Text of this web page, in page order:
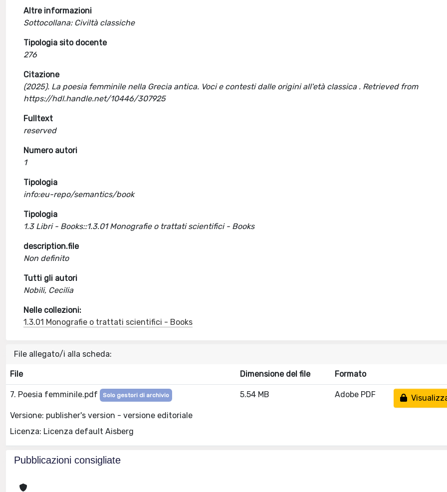
Altre informazioni
Sottocollana: Civiltà classiche
Tipologia sito docente
276
Citazione
(2025). La poesia femminile nella Grecia antica. Voci e contesti dalle origini all'età classica . Retrieved from
https://hdl.handle.net/10446/307925
Fulltext
reserved
Numero autori
1
Tipologia
info:eu-repo/semantics/book
Tipologia
1.3 Libri - Books::1.3.01 Monografie o trattati scientifici - Books
description.file
Non definito
Tutti gli autori
Nobili, Cecilia
Nelle collezioni:
1.3.01 Monografie o trattati scientifici - Books
File allegato/i alla scheda:
File Dimensione del file Formato
7. Poesia femminile.pdf Solo gestori di archivio
Versione: publisher's version - versione editoriale
Licenza: Licenza default Aisberg
5.54 MB Adobe PDF
Pubblicazioni consigliate